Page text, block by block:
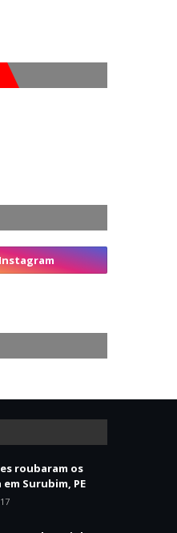
roubaram os
Surubim, PE